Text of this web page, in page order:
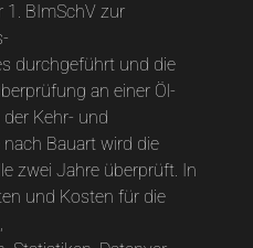
1. BImSchV zur
durchgeführt und die
an einer Öl-
Kehr- und
Bauart wird die
zwei Jahre überprüft. In
und Kosten für die